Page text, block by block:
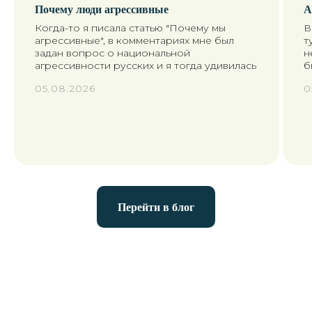
Почему люди агрессивные
Когда-то я писала статью "Почему мы
агрессивные", в комментариях мне был
задан вопрос о национальной
агрессивности русских и я тогда удивилась
05.08.2026
Перейти в блог
TELEGRAM
WHAT`S APP